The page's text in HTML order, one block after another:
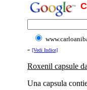
- [Vedi Indice]
Roxenil capsule
Una capsula